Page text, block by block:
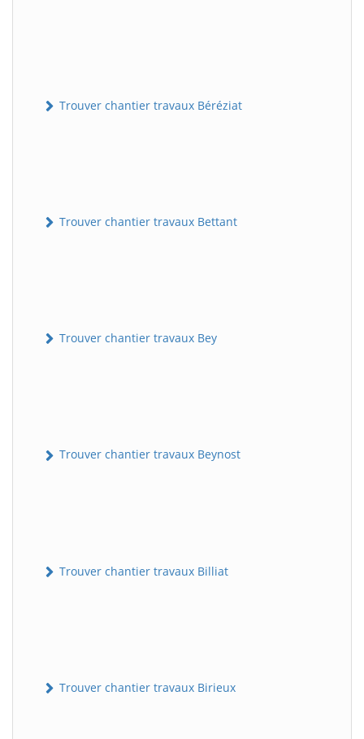
Trouver chantier travaux Béréziat
Trouver chantier travaux Bettant
Trouver chantier travaux Bey
Trouver chantier travaux Beynost
Trouver chantier travaux Billiat
Trouver chantier travaux Birieux